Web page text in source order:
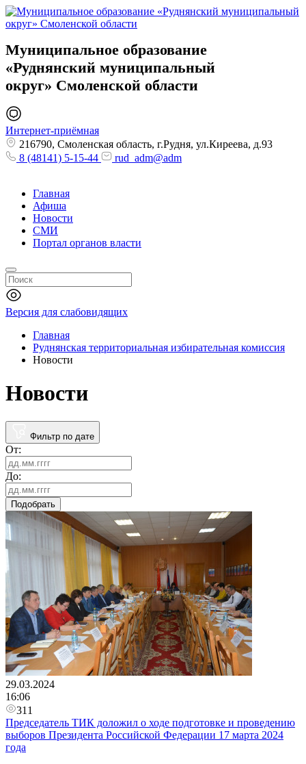
Муниципальное образование
«Руднянский муниципальный
округ» Смоленской области
Интернет-приёмная
216790, Смоленская область, г.Рудня, ул.Киреева, д.93
8 (48141) 5-15-44
rud_adm@adm
Главная
Афиша
Новости
СМИ
Портал органов власти
Версия для слабовидящих
Главная
Руднянская территориальная избирательная комиссия
Новости
Новости
Фильтр по дате
От:
До:
Подобрать
29.03.2024
16:06
311
Председатель ТИК доложил о ходе подготовке и проведению
выборов Президента Российской Федерации 17 марта 2024
года